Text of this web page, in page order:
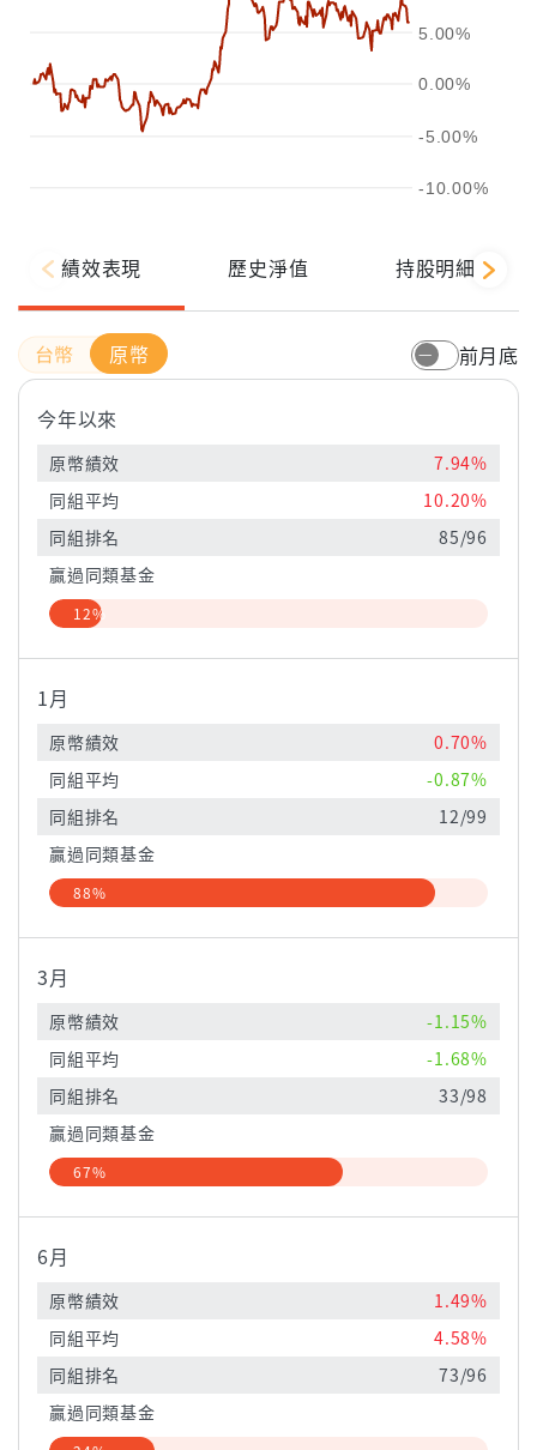
-10.00%
-5.00%
0.00%
5.00%
績效表現 歷史淨值 持股明細
原幣 前月底
今年以來
原幣績效
7.94%
同組平均
10.20%
同組排名
85/96
贏過同類基金
12%
1月
原幣績效
0.70%
同組平均
-0.87%
同組排名
12/99
贏過同類基金
88%
3月
原幣績效
-1.15%
同組平均
-1.68%
同組排名
33/98
贏過同類基金
67%
6月
原幣績效
1.49%
同組平均
4.58%
同組排名
73/96
贏過同類基金